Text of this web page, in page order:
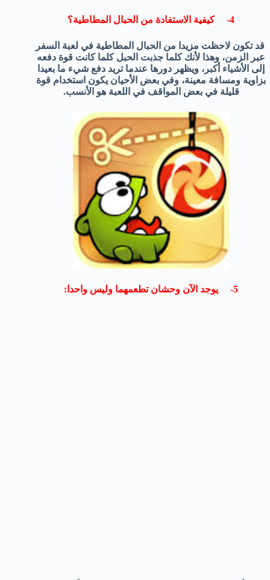
4- كيفية الاستفادة من الحبال المطاطية؟
قد تكون لاحظت مزيدا من الحبال المطاطية في لعبة السفر
عبر الزمن، وهذا لأنك كلما جذبت الحبل كلما كانت قوة دفعه
إلى الأشياء أكبر، ويظهر دورها عندما تريد دفع شيء ما بعيدا
بزاوية ومسافة معينة، وفي بعض الأحيان يكون استخدام قوة
قليلة في بعض المواقف في اللعبة هو الأنسب.
5- يوجد الآن وحشان تطعمهما وليس واحدا: